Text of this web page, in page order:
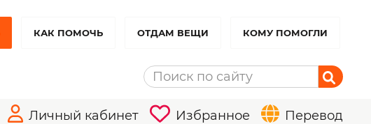
КАК ПОМОЧЬ ОТДАМ ВЕЩИ КОМУ ПОМОГЛИ
Личный кабинет Избранное Перевод